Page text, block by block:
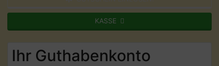
KASSE
Ihr Guthabenkonto